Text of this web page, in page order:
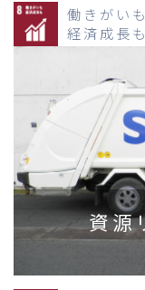
働きがいも
経済成長も
資源